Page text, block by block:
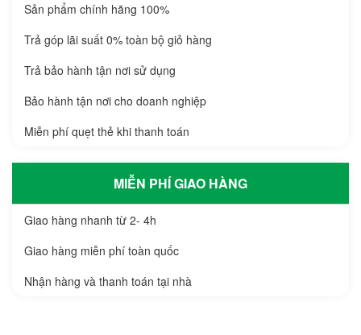
Sản phẩm chính hãng 100%
Trả góp lãi suất 0% toàn bộ giỏ hàng
Trả bảo hành tận nơi sử dụng
Bảo hành tận nơi cho doanh nghiệp
Miễn phí quẹt thẻ khi thanh toán
MIỄN PHÍ GIAO HÀNG
Giao hàng nhanh từ 2- 4h
Giao hàng miễn phí toàn quốc
Nhận hàng và thanh toán tại nhà